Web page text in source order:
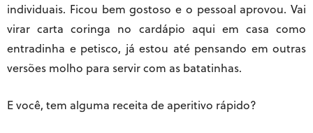
individuais. Ficou bem gostoso e o pessoal aprovou. Vai
virar carta coringa no cardápio aqui em casa como
entradinha e petisco, já estou até pensando em outras
versões molho para servir com as batatinhas.
E você, tem alguma receita de aperitivo rápido?